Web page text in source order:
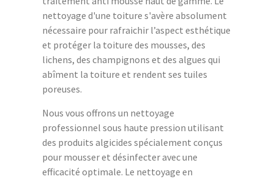
nettoyage d'une toiture s'avère absolument
nécessaire pour rafraichir l’aspect esthétique
et protéger la toiture des mousses, des
lichens, des champignons et des algues qui
abîment la toiture et rendent ses tuiles
poreuses.
Nous vous offrons un nettoyage
professionnel sous haute pression utilisant
des produits algicides spécialement conçus
pour mousser et désinfecter avec une
efficacité optimale. Le nettoyage en